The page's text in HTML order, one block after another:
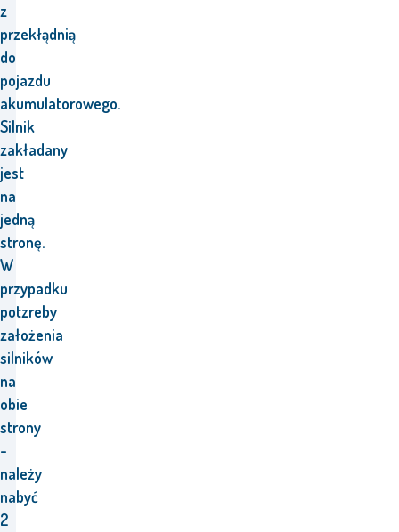
z
przekłądnią
do
pojazdu
akumulatorowego.
Silnik
zakładany
jest
na
jedną
stronę.
W
przypadku
potzreby
założenia
silników
na
obie
strony
-
należy
nabyć
2